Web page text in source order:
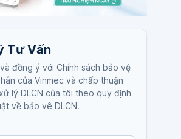
Tư Vấn
đồng ý với Chính sách bảo vệ
của Vinmec và chấp thuận
lý DLCN của tôi theo quy định
về bảo vệ DLCN.